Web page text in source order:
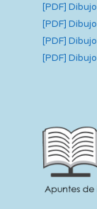
[PDF]
[PDF]
[PDF]
[PDF]